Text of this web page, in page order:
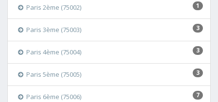
1
Paris 2ème (75002)
3
Paris 3ème (75003)
3
Paris 4ème (75004)
3
Paris 5ème (75005)
7
Paris 6ème (75006)